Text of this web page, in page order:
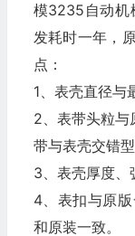
模3235自动机
发耗时一年，
点：
1、表壳直径与
2、表带头粒
带与表壳交错型
3、表壳厚度、
4、表扣与原
和原装一致。